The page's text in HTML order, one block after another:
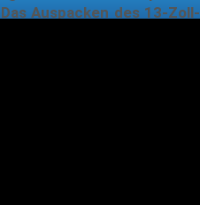
Auspacken des 13-Zoll-